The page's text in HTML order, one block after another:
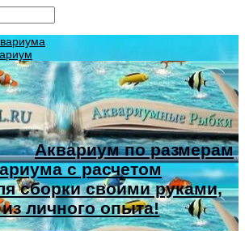
Аквариум по размерам
с расчетом
сборки своими руками,
личного опыта!